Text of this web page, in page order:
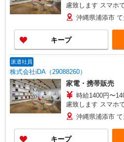
慮致します スマホ
け取れます（※上限
規定によりガソリ
沖縄県浦添市
キープ
派遣社員
株式会社iDA（29088260）
家電・携帯販売
時給1400円〜
慮致します スマホ
け取れます（※上限
規定によりガソリ
沖縄県浦添市
キープ